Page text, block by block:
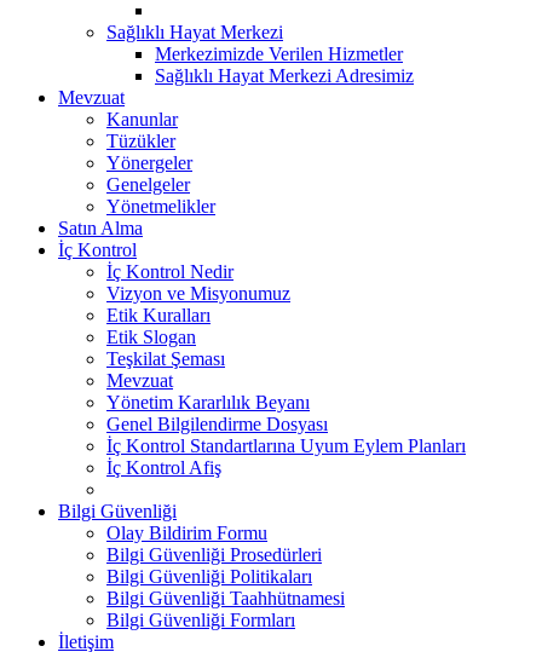
Sağlıklı Hayat Merkezi
Merkezimizde Verilen Hizmetler
Sağlıklı Hayat Merkezi Adresimiz
Mevzuat
Kanunlar
Tüzükler
Yönergeler
Genelgeler
Yönetmelikler
Satın Alma
İç Kontrol
İç Kontrol Nedir
Vizyon ve Misyonumuz
Etik Kuralları
Etik Slogan
Teşkilat Şeması
Mevzuat
Yönetim Kararlılık Beyanı
Genel Bilgilendirme Dosyası
İç Kontrol Standartlarına Uyum Eylem Planları
İç Kontrol Afiş
Bilgi Güvenliği
Olay Bildirim Formu
Bilgi Güvenliği Prosedürleri
Bilgi Güvenliği Politikaları
Bilgi Güvenliği Taahhütnamesi
Bilgi Güvenliği Formları
İletişim